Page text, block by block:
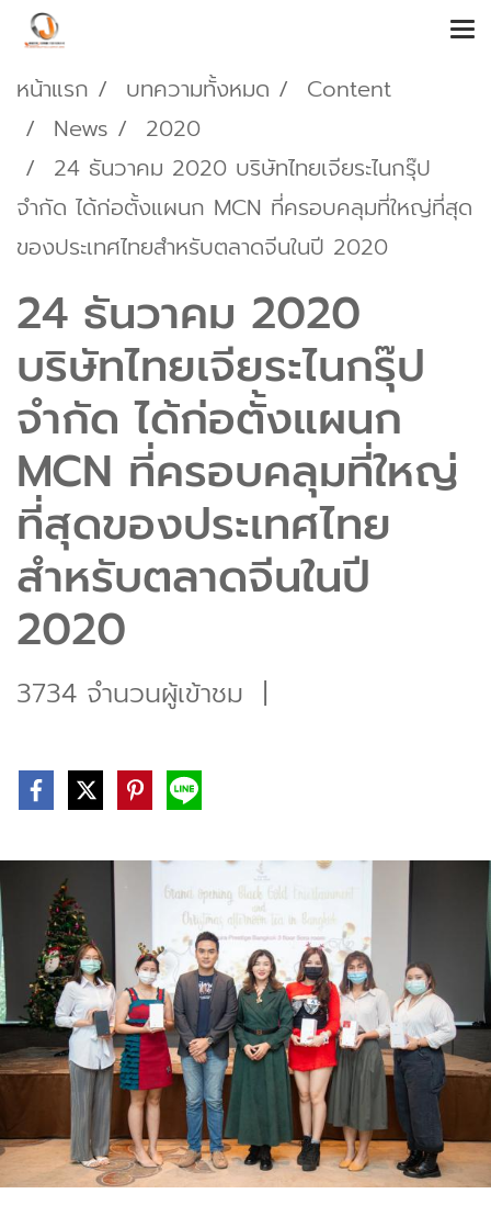
หน้าแรก บทความทั้งหมด
Content
News
2020
24 ธันวาคม 2020 บริษัทไทยเจียระไนกรุ๊ป
จำกัด ได้ก่อตั้งแผนก MCN ที่ครอบคลุมที่ใหญ่ที่สุด
ของประเทศไทยสำหรับตลาดจีนในปี 2020
24 ธันวาคม 2020
บริษัทไทยเจียระไนกรุ๊ป
จำกัด ได้ก่อตั้งแผนก
MCN ที่ครอบคลุมที่ใหญ่
ที่สุดของประเทศไทย
สำหรับตลาดจีนในปี
2020
3734 จำนวนผู้เข้าชม |